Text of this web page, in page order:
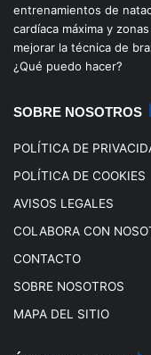
entrenamientos de
cardíaca máxima y
mejorar la técnica de
¿Qué puedo hacer?
SOBRE NOSOTROS
POLÍTICA DE
POLÍTICA DE COOKIES
AVISOS LEGALES
COLABORA CON
CONTACTO
SOBRE NOSOTROS
MAPA DEL SITIO